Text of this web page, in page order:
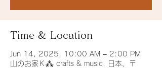
Time & Location
Jun 14, 2025, 10:00 AM – 2:00 PM
山のお家Ｋ⁂ crafts & music, 日本、〒